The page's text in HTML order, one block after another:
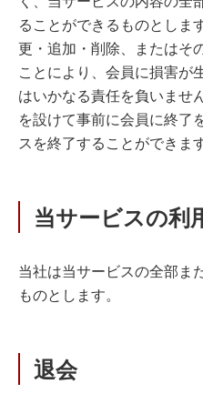
ることができるものとしま
更・追加・削除、またはそ
ことにより、会員に損害が
はいかなる責任を負いませ
を設けて事前に会員に終了
スを終了することができま
当サービスの利
当社は当サービスの全部ま
ものとします。
退会